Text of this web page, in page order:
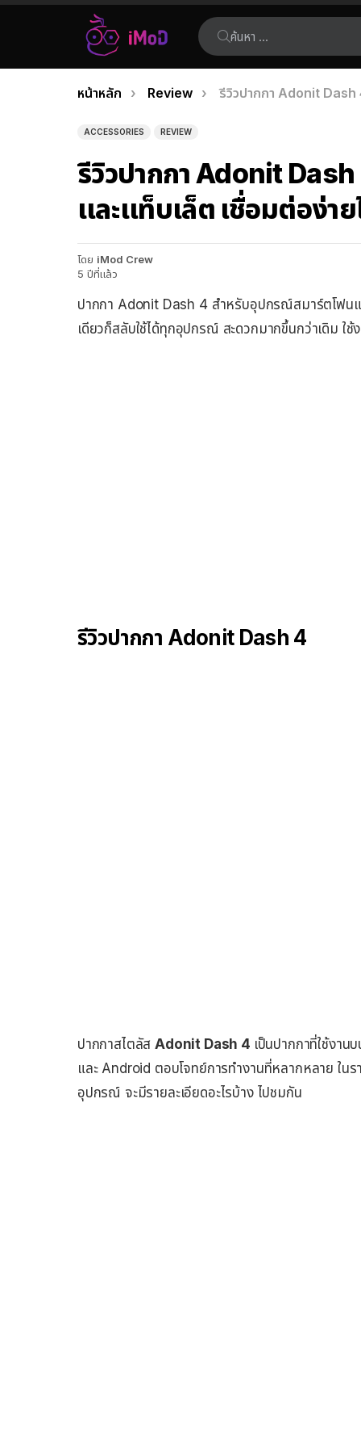
ค้นหา:
เรื่อง
ล่าสุด
คุณอยู่ที่นี่:
หน้าหลัก Review รีวิวปากกา Adonit Dash
ACCESSORIES REVIEW
รีวิวปากกา Adonit
และแท็บเล็ต เชื่อมต่อง่า
โดย iMod Crew
5 ปีที่แล้ว
ปากกา Adonit Dash 4 สำหรับอุปกรณ์สมาร์ตโฟน
เดียวก็สลับใช้ได้ทุกอุปกรณ์ สะดวกมากขึ้นกว่าเดิม ใช้
รีวิวปากกา Adonit Dash 4
ปากกาสไตลัสAdonit Dash 4 เป็นปากกาที่ใช้งา
และ Android ตอบโจทย์การทำงานที่หลากหลาย ใน
อุปกรณ์ จะมีรายละเอียดอะไรบ้าง ไปชมกัน